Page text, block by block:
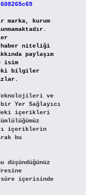
kurum
haber niteliği
paylaşım
isim
bilgiler
ve
Yer Sağlayıcı
içerikleri
içeriklerin
bu
düşündüğünüz
içerisinde